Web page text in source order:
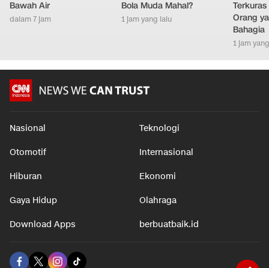
Bawah Air
dalam 7 jam
Bola Muda Mahal?
1 jam yang lalu
Orang
Bahagia
1 jam
Nasional Teknologi
Otomotif Internasional
Hiburan Ekonomi
Gaya Hidup Olahraga
Download Apps berbuatbaik.id